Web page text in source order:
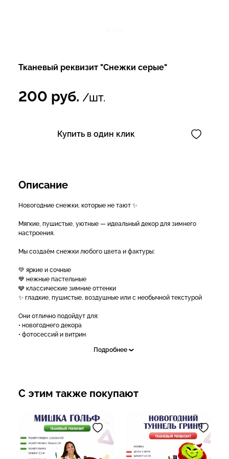
Тканевый реквизит "Снежки серые"
200 руб. /шт.
Купить в один клик
Описание
Новогодние снежки, которые не тают ✨
Мягкие, пушистые, уютные — идеальный декор для зимнего
настроения.
Мы создаём снежки любого цвета и фактуры:
💚 яркие и сочные
💙 нежные пастельные
🩶 классические зимние оттенки
✨ гладкие, пушистые, воздушные или с необычной текстурой
Они отлично подойдут для:
• новогоднего декора
• фотосессий и витрин
• подарков и творческих проектов
Цена указана за 1 снежок!
- Звоните: 8(995) 123-38-38 с 9.00 до 21.00
- Пишите в WhatsApp и Telegram 8(995) 123-38-38
- Ставьте "+" в комментариях и мы сами свяжемся с вами (тест)
- Пишите в личные сообщения группы https://vk.me/nova_show
- Доставка осуществляется со склада в г.Краснодар по всему
Подробнее
С этим также покупают